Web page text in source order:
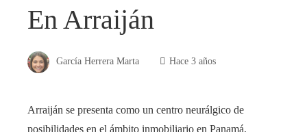
En Arraiján
García Herrera Marta Hace 3 años
Arraiján se presenta como un centro neurálgico de
posibilidades en el ámbito inmobiliario en Panamá,